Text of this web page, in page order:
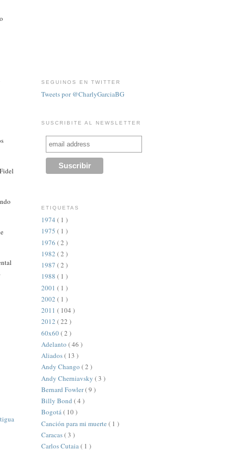
SEGUINOS EN TWITTER
Tweets por @CharlyGarciaBG
SUSCRIBITE AL NEWSLETTER
ETIQUETAS
1974 ( 1 )
1975 ( 1 )
1976 ( 2 )
1982 ( 2 )
1987 ( 2 )
1988 ( 1 )
2001 ( 1 )
2002 ( 1 )
2011 ( 104 )
2012 ( 22 )
60x60( 2 )
Adelanto ( 46 )
Aliados( 13 )
Andy Chango ( 2 )
Andy Cherniavsky ( 3 )
Bernard Fowler( 9 )
Billy Bond ( 4 )
Bogotá( 10 )
Canción para mi muerte ( 1 )
Caracas( 3 )
Carlos Cutaia( 1 )